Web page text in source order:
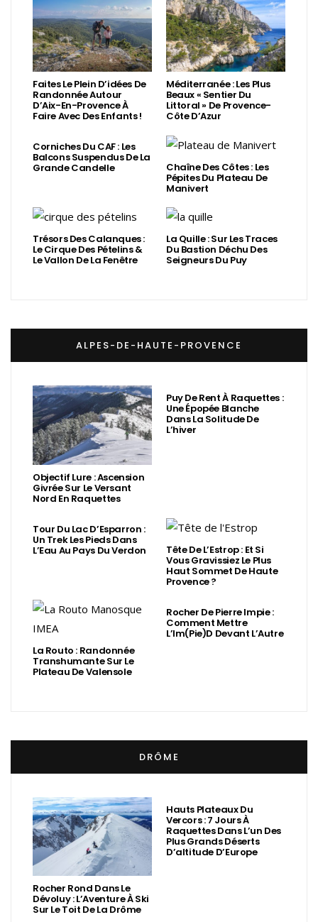
Faites Le Plein D’idées De
Randonnée Autour
D’Aix-En-Provence À
Faire Avec Des Enfants !
Méditerranée : Les Plus
Beaux « Sentier Du
Littoral » De Provence-
Côte D’Azur
Corniches Du CAF : Les
Balcons Suspendus De La
Grande Candelle Chaîne Des Côtes : Les
Pépites Du Plateau De
Manivert
Trésors Des Calanques :
Le Cirque Des Pételins &
Le Vallon De La Fenêtre
La Quille : Sur Les Traces
Du Bastion Déchu Des
Seigneurs Du Puy
ALPES-DE-HAUTE-PROVENCE
Objectif Lure : Ascension
Givrée Sur Le Versant
Nord En Raquettes
Puy De Rent À Raquettes :
Une Épopée Blanche
Dans La Solitude De
L’hiver
Tour Du Lac D’Esparron :
Un Trek Les Pieds Dans
L’Eau Au Pays Du Verdon Tête De L’Estrop : Et Si
Vous Gravissiez Le Plus
Haut Sommet De Haute
Provence ?
La Routo : Randonnée
Transhumante Sur Le
Plateau De Valensole
Rocher De Pierre Impie :
Comment Mettre
L’Im(Pie)d Devant L’Autre
DRÔME
Rocher Rond Dans Le
Dévoluy : L’Aventure À Ski
Sur Le Toit De La Drôme
Hauts Plateaux Du
Vercors : 7 Jours À
Raquettes Dans L’un Des
Plus Grands Déserts
D’altitude D’Europe